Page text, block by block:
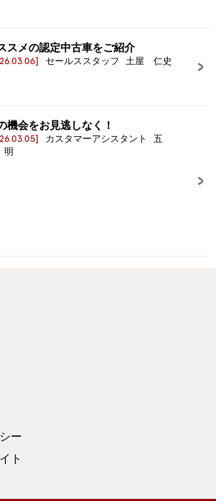
スメの認定中古車をご紹介
セールススタッフ 土屋 仁史
機会をお見逃しなく！
カスタマーアシスタント 五
ー
ト